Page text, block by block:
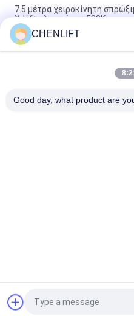
7.5 μέτρα χειροκίνητη
X-Lift πλατφόρμα 500Kg
14M Μικρό ηλεκτρικό
συσκευή χωρητικότητα
Μίνι Εγχειρίδιο Πλατφόρμας
Αίτηση
CHENLIFT
Good day, what product are